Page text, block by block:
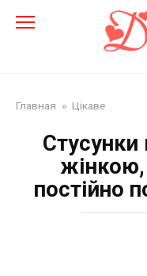
Главная » Цікаве
Стусунки
жінкою,
постійно